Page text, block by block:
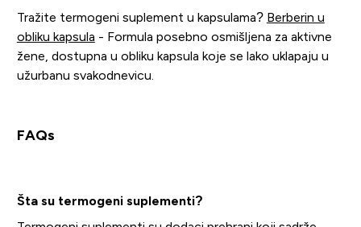
Tražite termogeni suplement u kapsulama? Berberin u
obliku kapsula - Formula posebno osmišljena za aktivne
žene, dostupna u obliku kapsula koje se lako uklapaju u
užurbanu svakodnevicu.
FAQs
Šta su termogeni suplementi?